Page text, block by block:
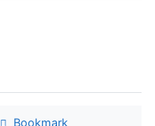
Bookmark